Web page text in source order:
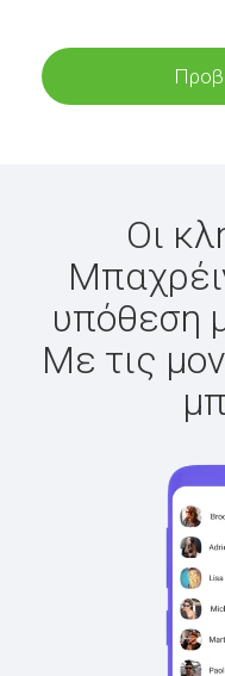
Οι
υπόθεση
Με τις